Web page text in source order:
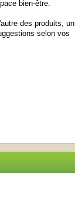
bien-être.
des produits, un
selon vos